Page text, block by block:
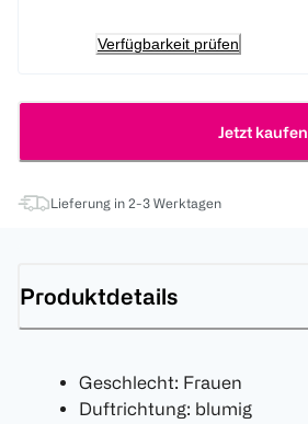
Verfügbarkeit prüfen
Jetzt kaufen
Lieferung in 2-3 Werktagen
Produktdetails
Geschlecht: Frauen
Duftrichtung: blumig